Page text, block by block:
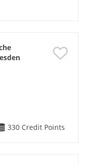
330 Credit Points